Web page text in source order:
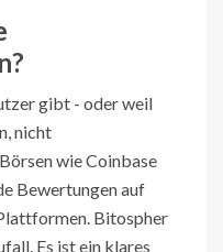
gibt - oder weil
nicht
wie Coinbase
Bewertungen auf
Bitospher
Es ist ein klares